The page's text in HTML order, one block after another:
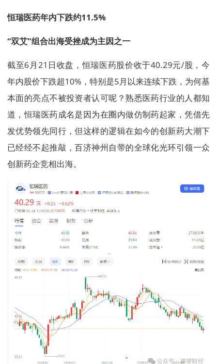
恒瑞医药年内下跌约11.5%
“双艾”组合出海受挫成为主因之一
截至6月21日收盘，恒瑞医药股价收于40.29元/股，今
年内股价下跌超10%，特别是5月以来连续下跌，为何基
本面的亮点不被投资者认可呢？熟悉医药行业的人都知
道，恒瑞医药成名是因为在圈内做仿制药起家，凭借先
发优势领先同行，但这样的逻辑在如今的创新药大潮下
已经经不起推敲，百济神州自带的全球化光环引领一众
创新药企竞相出海。